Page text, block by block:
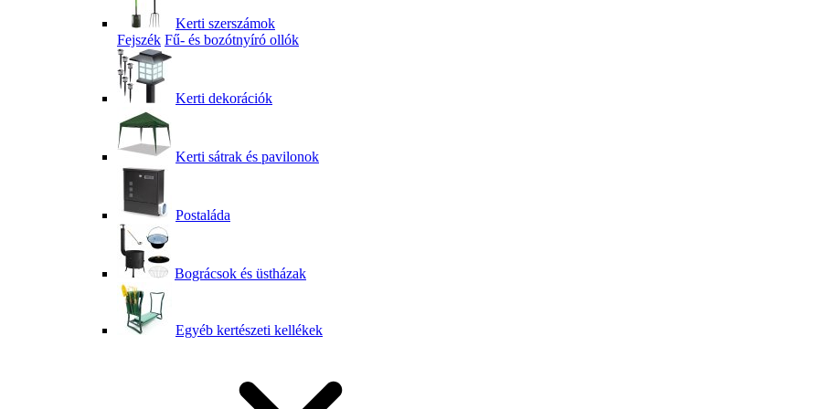
Kerti szerszámok
Fejszék Fű- és bozótnyíró ollók
Kerti dekorációk
Kerti sátrak és pavilonok
Postaláda
Bográcsok és üstházak
Egyéb kertészeti kellékek